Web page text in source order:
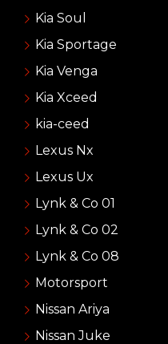
Kia Soul
Kia Sportage
Kia Venga
Kia Xceed
kia-ceed
Lexus Nx
Lexus Ux
Lynk & Co 01
Lynk & Co 02
Lynk & Co 08
Motorsport
Nissan Ariya
Nissan Juke